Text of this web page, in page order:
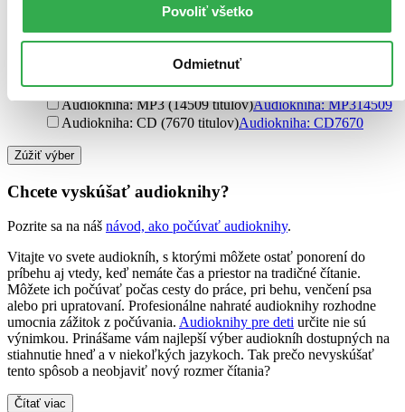
Povoliť všetko
Odmietnuť
Hudobné albumy (90 titulov)Hudobné albumy
Jota (88 titulov)Jota88
Formát
Audiokniha: MP3 (14509 titulov)Audiokniha: MP314509
Audiokniha: CD (7670 titulov)Audiokniha: CD7670
Zúžiť výber
Chcete vyskúšať audioknihy?
Pozrite sa na náš návod, ako počúvať audioknihy.
Vitajte vo svete audiokníh, s ktorými môžete ostať ponorení do
príbehu aj vtedy, keď nemáte čas a priestor na tradičné čítanie.
Môžete ich počúvať počas cesty do práce, pri behu, venčení psa
alebo pri upratovaní. Profesionálne nahraté audioknihy rozhodne
umocnia zážitok z počúvania. Audioknihy pre deti určite nie sú
výnimkou. Prinášame vám najlepší výber audiokníh dostupných na
stiahnutie hneď a v niekoľkých jazykoch. Tak prečo nevyskúšať
tento spôsob a neobjaviť nový rozmer čítania?
Čítať viac